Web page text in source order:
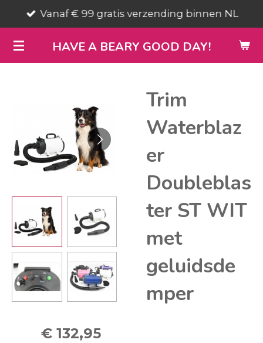
direct
naar
de
HAVE A BEARY GOOD DAY!
Vanaf € 99 gratis verzending binnen NL
Trim
Waterblaz
er
Doubleblas
ter ST WIT
met
geluidsde
mper
€ 132,95